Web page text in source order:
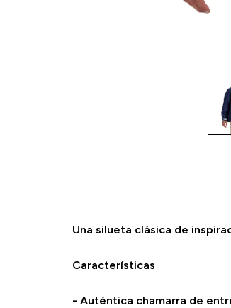
Una silueta clásica de
Características
- Auténtica chamarra de